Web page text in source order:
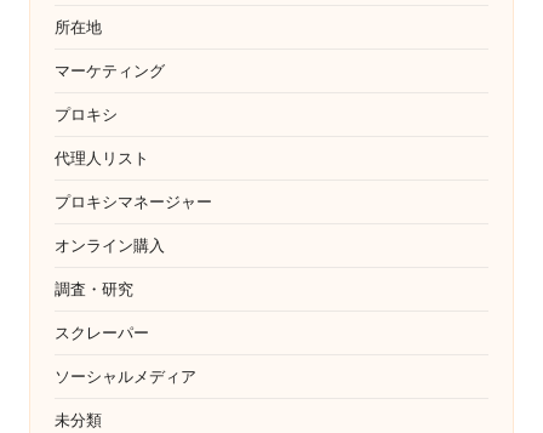
所在地
マーケティング
プロキシ
代理人リスト
プロキシマネージャー
オンライン購入
調査・研究
スクレーパー
ソーシャルメディア
未分類